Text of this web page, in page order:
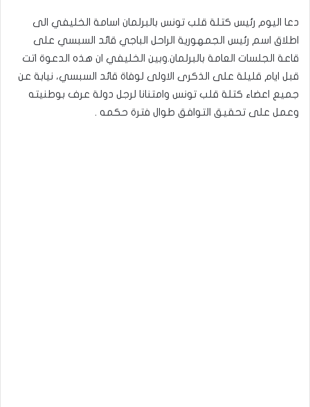
دعا اليوم رئيس كتلة قلب تونس بالبرلمان اسامة الخليفي الى
اطلاق اسم رئيس الجمهورية الراحل الباجي قائد السبسي على
قاعة الجلسات العامة بالبرلمان.وبين الخليفي ان هذه الدعوة اتت
قبل ايام قليلة على الذكرى الاولى لوفاة قائد السبسي، نيابة عن
جميع اعضاء كتلة قلب تونس وامتنانا لرجل دولة عرف بوطنيته
وعمل على تحقيق التوافق طوال فترة حكمه .